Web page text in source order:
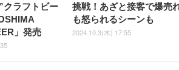
クラフトビー
」発売
挑戦！あざと接客で爆売
も怒られるシーンも
2024.10.3(木) 17:55